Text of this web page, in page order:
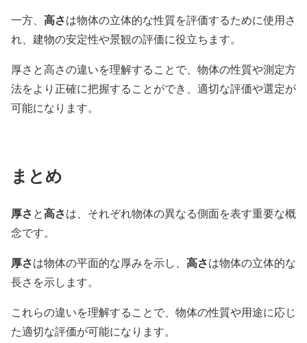
一方、 高さは物体の立体的な性質を評価するために使用さ
れ、建物の安定性や景観の評価に役立ちます。
厚さと高さの違いを理解することで、物体の性質や測定方
法をより正確に把握することができ、適切な評価や選定が
可能になります。
まとめ
厚さと高さは、それぞれ物体の異なる側面を表す重要な概
念です。
厚さは物体の平面的な厚みを示し、 高さは物体の立体的な
長さを示します。
これらの違いを理解することで、物体の性質や用途に応じ
た適切な評価が可能になります。